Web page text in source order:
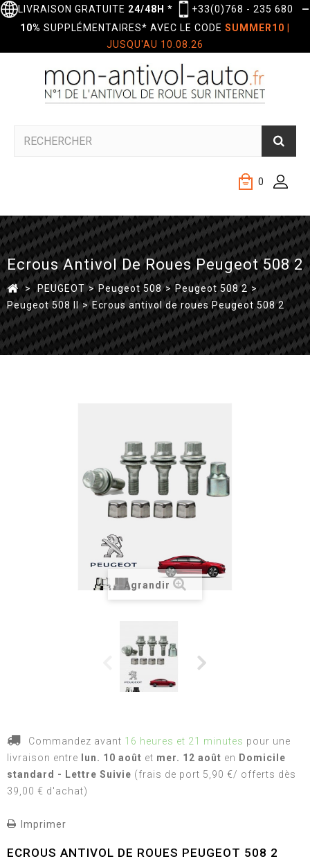
LIVRAISON GRATUITE 24/48H * +33(0)768 - 235 680
—
10% SUPPLÉMENTAIRES* AVEC LE CODE SUMMER10
JUSQU'AU 10.08.26
0
Ecrous Antivol De Roues Peugeot 508 2
> PEUGEOT > Peugeot 508 > Peugeot 508 2 >
Peugeot 508 II > Ecrous antivol de roues Peugeot 508 2
Agrandir
Commandez avant 16 heures et 21 minutes pour une
livraison entre lun. 10 août et mer. 12 août en Domicile
standard - Lettre Suivie (frais de port 5,90 €/ offerts dès
39,00 € d'achat)
Imprimer
ECROUS ANTIVOL DE ROUES PEUGEOT 508 2